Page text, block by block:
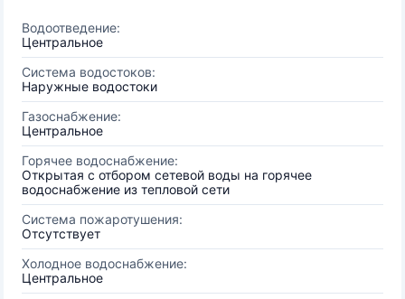
Водоотведение:
Центральное
Система водостоков:
Наружные водостоки
Газоснабжение:
Центральное
Горячее водоснабжение:
Открытая с отбором сетевой воды на горячее
водоснабжение из тепловой сети
Система пожаротушения:
Отсутствует
Холодное водоснабжение:
Центральное